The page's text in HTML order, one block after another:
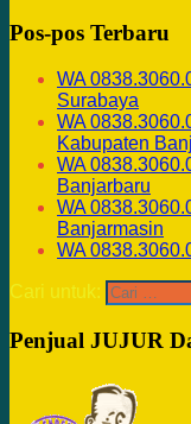
Pos-pos Terbaru
WA
Surabaya
WA
Kabupaten
WA
Banjarbaru
WA
Banjarmasin
WA
Cari untuk:
Penjual JUJUR